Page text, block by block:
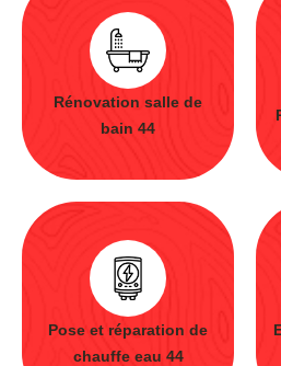
Rénovation salle de
bain 44
Pose et réparation de
chauffe eau 44